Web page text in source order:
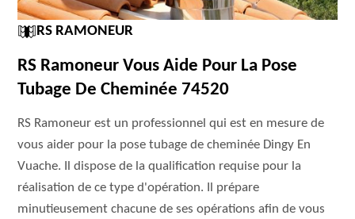
RS RAMONEUR
RS Ramoneur Vous Aide Pour La Pose
Tubage De Cheminée 74520
RS Ramoneur est un professionnel qui est en mesure de
vous aider pour la pose tubage de cheminée Dingy En
Vuache. Il dispose de la qualification requise pour la
réalisation de ce type d'opération. Il prépare
minutieusement chacune de ses opérations afin de vous